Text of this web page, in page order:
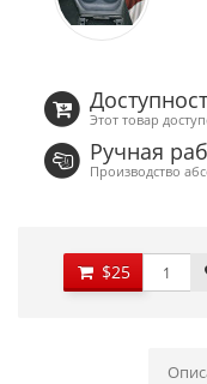
Этот товар
Ручная
Производство
$25